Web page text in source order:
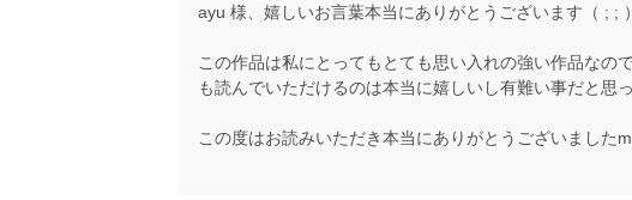
ayu 様、嬉しいお言葉本当にありがとうございます（ ; ; ）
この作品は私にとってもとても思い入れの強い作品なの
も読んでいただけるのは本当に嬉しいし有難い事だと思
この度はお読みいただき本当にありがとうございました